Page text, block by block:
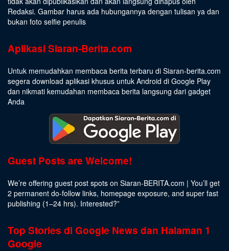
Redaksi. Gambar harus ada hubungannya dengan tulisan ya dan
bukan foto selfie penulis
Aplikasi Siaran-Berita.com
Untuk memudahkan membaca berita terbaru di Siaran-berita.com
segera download aplikasi khusus untuk Android di Google Play
dan nikmati kemudahan membaca berita langsung dari gadget
Anda
Guest Posts are Welcome!
We’re offering guest post spots on Siaran-BERITA.com | You’ll get
2 permanent do-follow links, homepage exposure, and super fast
publishing (1–24 hrs). Interested?”
Top Stories di Google News dan Halaman 1
Google